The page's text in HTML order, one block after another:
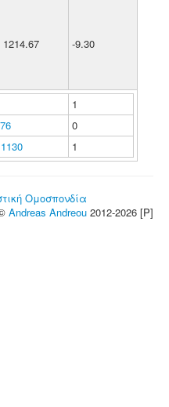
1214.67 -9.30
1
0
1
Ομοσπονδία
Andreas Andreou 2012-2026 [P]